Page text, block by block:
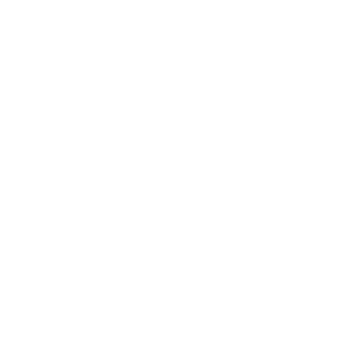
Arasa. Leia nossos conteúdos!
Arasa. Leia nossos conteúdos!